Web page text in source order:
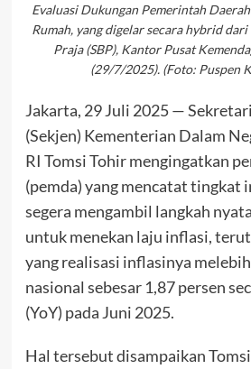
Evaluasi Dukungan Pemerintah
Rumah, yang digelar secara hybrid dari
Praja (SBP), Kantor Pusat
(29/7/2025). (Foto: Puspen
Jakarta, 29 Juli 2025 —
(Sekjen) Kementerian Dalam
RI Tomsi Tohir mengingatkan
(pemda) yang mencatat tingkat
segera mengambil langkah
untuk menekan laju inflasi,
yang realisasi inflasinya
nasional sebesar 1,87 persen
(YoY) pada Juni 2025.
Hal tersebut disampaikan